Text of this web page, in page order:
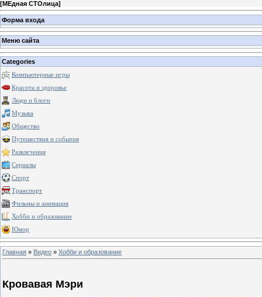
[МЕдная СТОлица]
Форма входа
Меню сайта
Categories
Компьютерные игры
Красота и здоровье
Люди и блоги
Музыка
Общество
Путешествия и события
Развлечения
Сериалы
Спорт
Транспорт
Фильмы и анимация
Хобби и образование
Юмор
Главная » Видео » Хобби и образование
Кровавая Мэри